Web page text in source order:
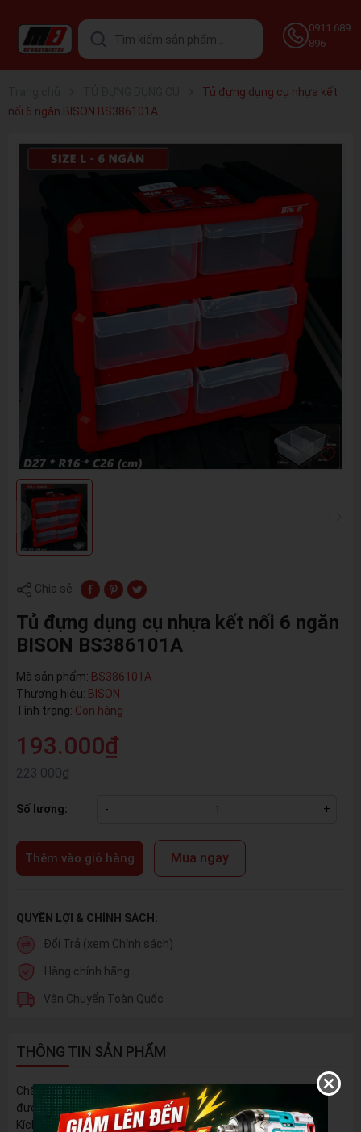
0911 689
896
Tủ đựng dụng cụ nhựa kết
nối 6 ngăn BISON BS386101A
Chia sẻ
Tủ đựng dụng cụ nhựa kết nối 6 ngăn
BISON BS386101A
Mã sản phẩm: BS386101A
Thương hiệu: BISON
Tình trạng: Còn hàng
193.000₫
223.000₫
Số lượng: - +
Thêm vào giỏ hàng Mua ngay
QUYỀN LỢI & CHÍNH SÁCH:
Đổi Trả (xem Chính sách)
Hàng chính hãng
Vận Chuyển Toàn Quốc
THÔNG TIN SẢN PHẨM
Chất liệu: nhựa nguyên sinh (bền bỉ, không cong vênh, dùng
được trong thực phẩm, y tế)
Kích thước 26.5*26*16cm